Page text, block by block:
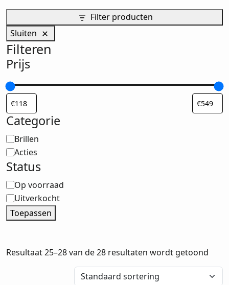
Filter producten
Sluiten
Filteren
Prijs
Categorie
Categorie
Brillen
Acties
Status
Status
Op voorraad
Uitverkocht
Toepassen
Resultaat 25–28 van de 28 resultaten wordt getoond